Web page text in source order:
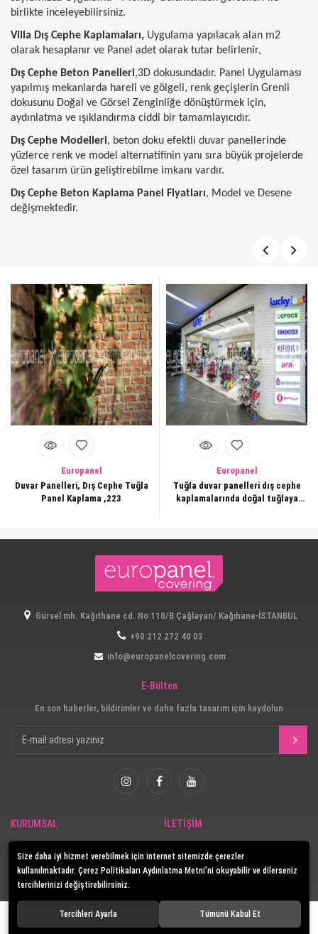
birlikte inceleyebilirsiniz.
Villa Dış Cephe Kaplamaları, Uygulama yapılacak alan m2
olarak hesaplanır ve Panel adet olarak tutar belirlenir,
Dış Cephe Beton Panelleri,3D dokusundadır. Panel Uygulaması
yapılmış mekanlarda hareli ve gölgeli, renk geçişlerin Grenli
dokusunu Doğal ve Görsel Zenginliğe dönüştürmek için,
aydınlatma ve ışıklandırma ciddi bir tamamlayıcıdır.
Dış Cephe Modelleri, beton doku efektli duvar panellerinde
yüzlerce renk ve model alternatifinin yanı sıra büyük projelerde
özel tasarım ürün geliştirebilme imkanı vardır.
Dış Cephe Beton Kaplama Panel Fiyatları, Model ve Desene
değişmektedir.
Europanel
Duvar Panelleri, Dış Cephe Tuğla
Panel Kaplama ,223
Europanel
Tuğla duvar panelleri dış cephe
kaplamalarında doğal tuğlaya
Gürsel mh. Kağıthane cd. No 110/B Çağlayan/ Kağıhane-İSTANBUL
+90 212 272 40 03
info@europanelcovering.com
E-Bülten
En son haberler, bildirimler ve daha fazla tasarım için kaydolun
KURUMSAL
Güvenlik
E-Katalog
İLETİŞİM
© 2020 . Tüm hakları saklıdır.
Size daha iyi hizmet verebilmek için internet sitemizde çerezler
kullanılmaktadır. Çerez Politikaları Aydınlatma Metni’ni okuyabilir ve dilerseniz
tercihlerinizi değiştirebilirsiniz.
Tercihleri Ayarla Tümünü Kabul Et